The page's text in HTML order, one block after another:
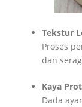
Tekstur
Proses
dan
Kaya
Dada